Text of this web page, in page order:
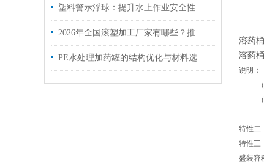
塑料警示浮球：提升水上作业安全性的重要工具
2026年全国滚塑加工厂家有哪些？推荐慈溪滚塑质量硬、有实力的优质生产商
PE水处理加药罐的结构优化与材料选择分析
溶药
溶药
说明：
（2
（3
（4
特性二
特性三
盛装容